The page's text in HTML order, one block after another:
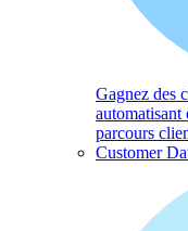
Gagnez des
automatisant
parcours
Customer